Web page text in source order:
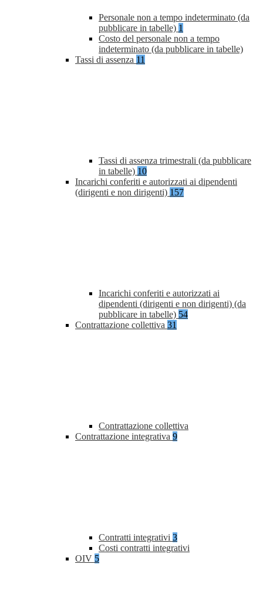
Personale non a tempo indeterminato (da
pubblicare in tabelle) 1
Costo del personale non a tempo
indeterminato (da pubblicare in tabelle)
Tassi di assenza 11
Tassi di assenza trimestrali (da pubblicare
in tabelle) 10
Incarichi conferiti e autorizzati ai dipendenti
(dirigenti e non dirigenti) 157
Incarichi conferiti e autorizzati ai
dipendenti (dirigenti e non dirigenti) (da
pubblicare in tabelle) 54
Contrattazione collettiva 31
Contrattazione collettiva
Contrattazione integrativa 9
Contratti integrativi 3
Costi contratti integrativi
OIV 5